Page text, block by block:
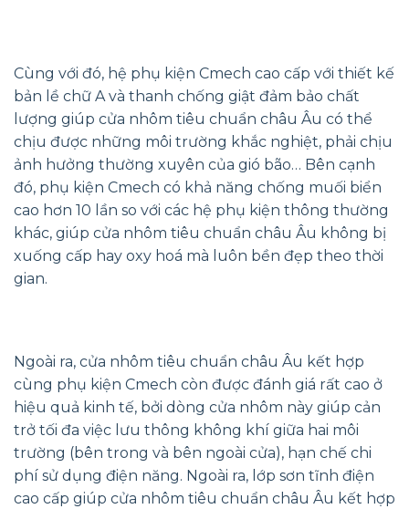
Cùng với đó, hệ phụ kiện Cmech cao cấp với thiết kế
bản lề chữ A và thanh chống giật đảm bảo chất
lượng giúp cửa nhôm tiêu chuẩn châu Âu có thể
chịu được những môi trường khắc nghiệt, phải chịu
ảnh hưởng thường xuyên của gió bão… Bên cạnh
đó, phụ kiện Cmech có khả năng chống muối biển
cao hơn 10 lần so với các hệ phụ kiện thông thường
khác, giúp cửa nhôm tiêu chuẩn châu Âu không bị
xuống cấp hay oxy hoá mà luôn bền đẹp theo thời
gian.
Ngoài ra, cửa nhôm tiêu chuẩn châu Âu kết hợp
cùng phụ kiện Cmech còn được đánh giá rất cao ở
hiệu quả kinh tế, bởi dòng cửa nhôm này giúp cản
trở tối đa việc lưu thông không khí giữa hai môi
trường (bên trong và bên ngoài cửa), hạn chế chi
phí sử dụng điện năng. Ngoài ra, lớp sơn tĩnh điện
cao cấp giúp cửa nhôm tiêu chuẩn châu Âu kết hợp